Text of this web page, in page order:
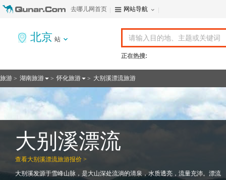
去哪儿网首页 网站导航
北京 站
正在热搜:
旅游 > 湖南旅游 > 怀化旅游 > 大别溪漂流旅游
查看大别溪漂流旅游报价 >
大别溪漂流
大别溪发源于雪峰山脉，是大山深处流淌的清泉，水质透亮，流量充沛。漂流